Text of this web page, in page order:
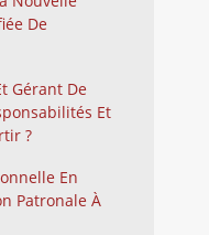
De
Gérant De
Et
?
En
Patronale À